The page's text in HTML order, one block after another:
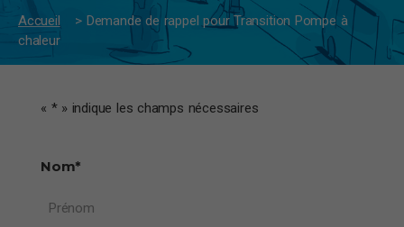
Accueil > Demande de rappel pour Transition Pompe à
chaleur
« *» indique les champs nécessaires
Nom*
Prénom